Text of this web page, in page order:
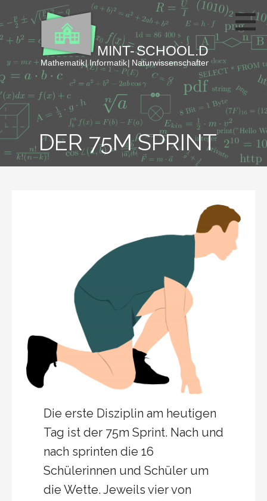
Inhalt
springen
DER 75M SPRINT
Die erste Disziplin am heutigen
Tag ist der 75m Sprint. Nach und
nach sprinten die 16
Schülerinnen und Schüler um
die Wette. Jeweils vier von